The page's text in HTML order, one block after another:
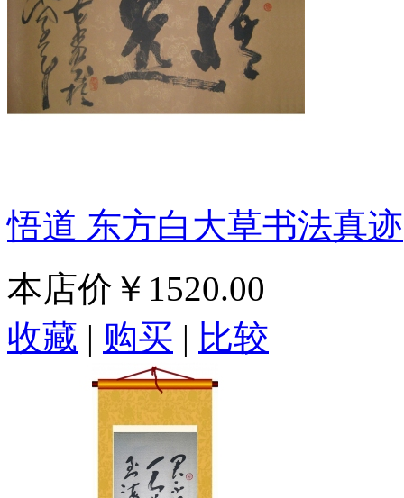
悟道 东方白大草书法真迹
本店价 ￥1520.00
收藏 | 购买 | 比较